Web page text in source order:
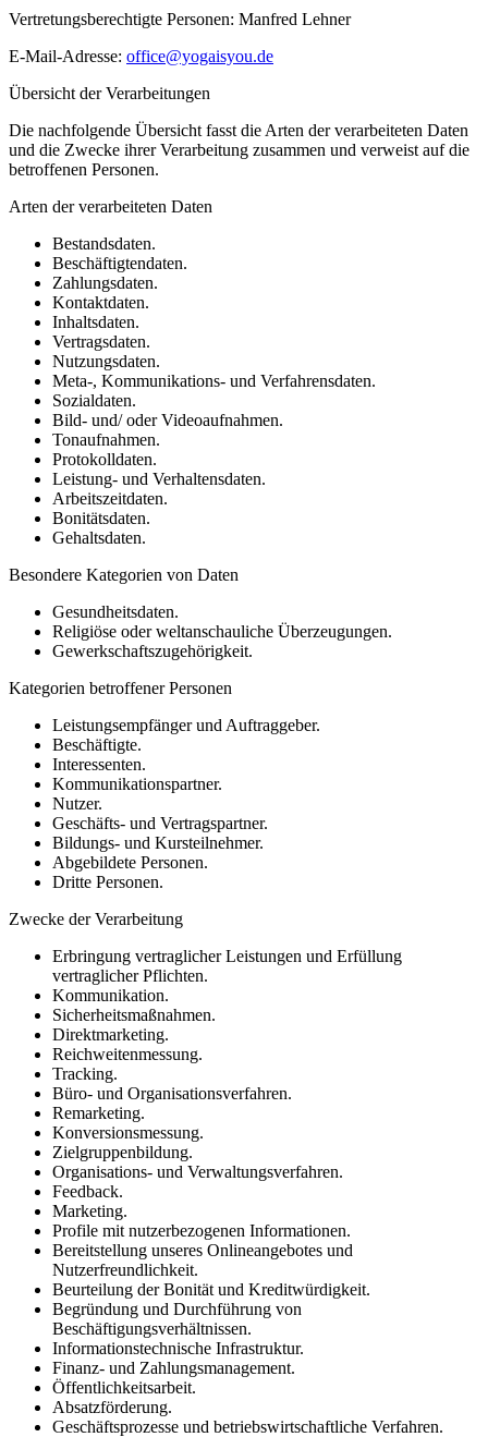
Vertretungsberechtigte Personen: Manfred Lehner
E-Mail-Adresse: office@yogaisyou.de
Übersicht der Verarbeitungen
Die nachfolgende Übersicht fasst die Arten der verarbeiteten Daten
und die Zwecke ihrer Verarbeitung zusammen und verweist auf die
betroffenen Personen.
Arten der verarbeiteten Daten
Bestandsdaten.
Beschäftigtendaten.
Zahlungsdaten.
Kontaktdaten.
Inhaltsdaten.
Vertragsdaten.
Nutzungsdaten.
Meta-, Kommunikations- und Verfahrensdaten.
Sozialdaten.
Bild- und/ oder Videoaufnahmen.
Tonaufnahmen.
Protokolldaten.
Leistung- und Verhaltensdaten.
Arbeitszeitdaten.
Bonitätsdaten.
Gehaltsdaten.
Besondere Kategorien von Daten
Gesundheitsdaten.
Religiöse oder weltanschauliche Überzeugungen.
Gewerkschaftszugehörigkeit.
Kategorien betroffener Personen
Leistungsempfänger und Auftraggeber.
Beschäftigte.
Interessenten.
Kommunikationspartner.
Nutzer.
Geschäfts- und Vertragspartner.
Bildungs- und Kursteilnehmer.
Abgebildete Personen.
Dritte Personen.
Zwecke der Verarbeitung
Erbringung vertraglicher Leistungen und Erfüllung
vertraglicher Pflichten.
Kommunikation.
Sicherheitsmaßnahmen.
Direktmarketing.
Reichweitenmessung.
Tracking.
Büro- und Organisationsverfahren.
Remarketing.
Konversionsmessung.
Zielgruppenbildung.
Organisations- und Verwaltungsverfahren.
Feedback.
Marketing.
Profile mit nutzerbezogenen Informationen.
Bereitstellung unseres Onlineangebotes und
Nutzerfreundlichkeit.
Beurteilung der Bonität und Kreditwürdigkeit.
Begründung und Durchführung von
Beschäftigungsverhältnissen.
Informationstechnische Infrastruktur.
Finanz- und Zahlungsmanagement.
Öffentlichkeitsarbeit.
Absatzförderung.
Geschäftsprozesse und betriebswirtschaftliche Verfahren.